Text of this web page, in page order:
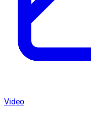
Video